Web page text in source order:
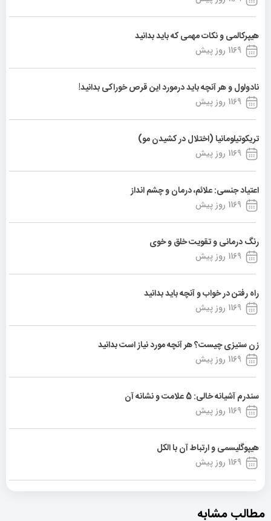
هیپرکالمی و نکات مهمی که باید بدانید
1169 روز پیش
نادولول و هر آنچه باید درمورد این قرص خوراکی بدانید!
1169 روز پیش
تریکوتیلومانیا (اختلال در کشیدن مو)
1169 روز پیش
اعتیاد جنسی: علائم، درمان و چشم انداز
1169 روز پیش
رنگ درمانی و تقویت خلق و خوی
1169 روز پیش
راه رفتن در خواب و آنچه باید بدانید
1169 روز پیش
زن ستیزی چیست؟ هر آنچه مورد نیاز است بدانید
1169 روز پیش
سندرم آشیانه خالی: 5 علامت و نشانه آن
1169 روز پیش
هیپوگلیسمی و ارتباط آن با الکل
1169 روز پیش
مطالب مشابه